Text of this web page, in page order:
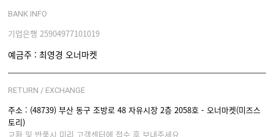
BANK INFO
기업은행 25904977101019
예금주 : 최영경 오너마켓
RETURN / EXCHANGE
주소 : (48739) 부산 동구 조방로 48 자유시장 2층 2058호 - 오너마켓(미즈스
토리)
교환 및 반품시 미리 고객센터에 접수 후 보내주세요